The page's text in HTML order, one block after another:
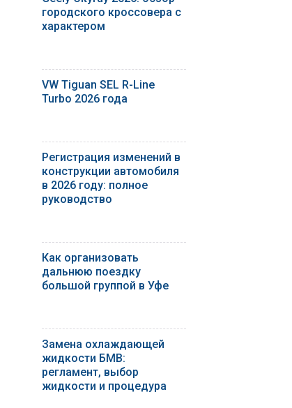
городского кроссовера с
характером
VW Tiguan SEL R-Line
Turbo 2026 года
Регистрация изменений в
конструкции автомобиля
в 2026 году: полное
руководство
Как организовать
дальнюю поездку
большой группой в Уфе
Замена охлаждающей
жидкости БМВ:
регламент, выбор
жидкости и процедура